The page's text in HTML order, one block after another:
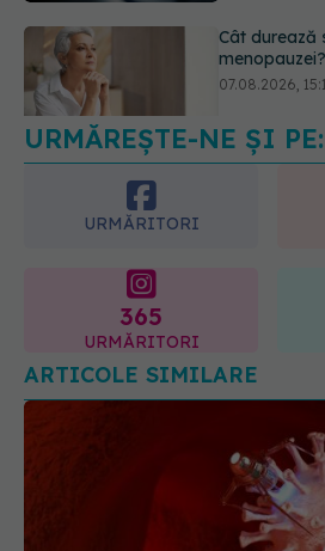
EXCLUSIV
prevenite. Dr.
prevenție
URMĂREȘTE-NE ȘI PE:
URMĂRITORI
365
URMĂRITORI